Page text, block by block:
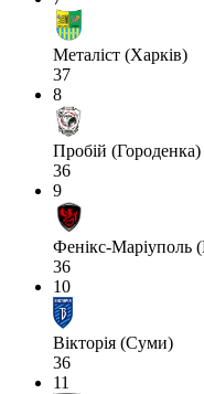
Металіст (Харків)
37
8
Пробій (Городенка)
36
9
Фенікс-Маріуполь
36
10
Вікторія (Суми)
36
11